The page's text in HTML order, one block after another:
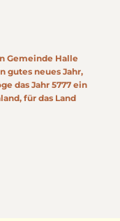
Gemeinde Halle
gutes neues Jahr,
das Jahr 5777 ein
für das Land